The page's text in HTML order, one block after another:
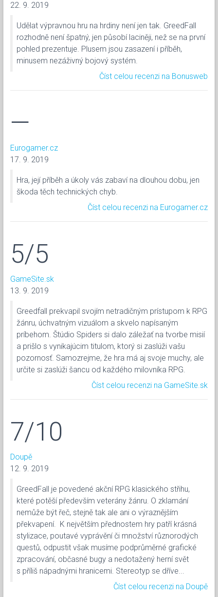
22. 9. 2019
Udělat výpravnou hru na hrdiny není jen tak. GreedFall
rozhodně není špatný, jen působí laciněji, než se na první
pohled prezentuje. Plusem jsou zasazení i příběh,
minusem nezáživný bojový systém.
Číst celou recenzi na Bonusweb
—
Eurogamer.cz
17. 9. 2019
Hra, její příběh a úkoly vás zabaví na dlouhou dobu, jen
škoda těch technických chyb.
Číst celou recenzi na Eurogamer.cz
5/5
GameSite.sk
13. 9. 2019
Greedfall prekvapil svojím netradičným prístupom k RPG
žánru, úchvatným vizuálom a skvelo napísaným
príbehom. Štúdio Spiders si dalo záležať na tvorbe misií
a prišlo s vynikajúcim titulom, ktorý si zaslúži vašu
pozornosť. Samozrejme, že hra má aj svoje muchy, ale
určite si zaslúži šancu od každého milovníka RPG.
Číst celou recenzi na GameSite.sk
7/10
Doupě
12. 9. 2019
GreedFall je povedené akční RPG klasického střihu,
které potěší především veterány žánru. O zklamání
nemůže být řeč, stejně tak ale ani o výraznějším
překvapení. K největším přednostem hry patří krásná
stylizace, poutavé vyprávění či množství různorodých
questů, odpustit však musíme podprůměrné grafické
zpracování, občasné bugy a nedotažený herní svět
s příliš nápadnými hranicemi. Stereotyp se dříve...
Číst celou recenzi na Doupě